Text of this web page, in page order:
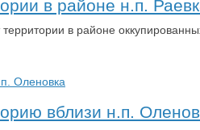
в районе н.п.
в районе
вблизи н.п.